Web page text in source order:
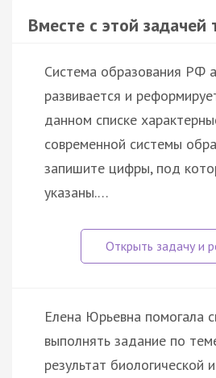
Вместе с этой
Система образования РФ
развивается и
данном списке
современной системы
запишите цифры, под
указаны.…
Елена Юрьевна помогала
выполнять задание по
результат биологической и